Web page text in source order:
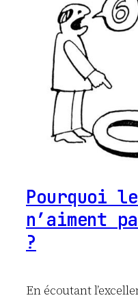
Pourquoi
n’aiment
?
En écoutant